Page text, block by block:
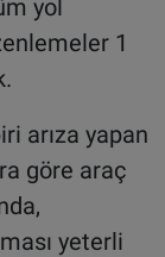
yol
1
arıza yapan
göre araç
yeterli